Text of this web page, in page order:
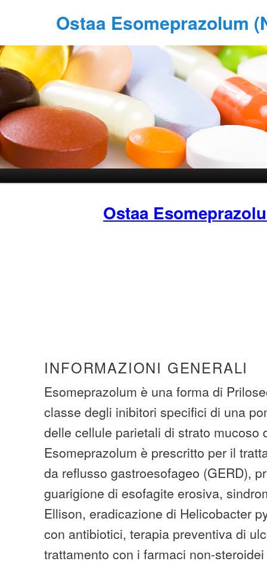
Ostaa Esomeprazolum
Ostaa
INFORMAZIONI GENERALI
Esomeprazolum è una forma di
classe degli inibitori specifici di una
delle cellule parietali di strato mucoso
Esomeprazolum è prescritto per il
da reflusso gastroesofageo (GERD),
guarigione di esofagite erosiva,
Ellison, eradicazione di Helicobacter
con antibiotici, terapia preventiva di
trattamento con i farmaci non-